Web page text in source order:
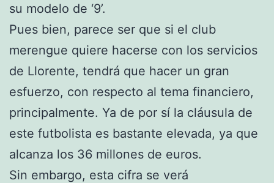
su modelo de ‘9’.
Pues bien, parece ser que si el club
merengue quiere hacerse con los servicios
de Llorente, tendrá que hacer un gran
esfuerzo, con respecto al tema financiero,
principalmente. Ya de por sí la cláusula de
este futbolista es bastante elevada, ya que
alcanza los 36 millones de euros.
Sin embargo, esta cifra se verá